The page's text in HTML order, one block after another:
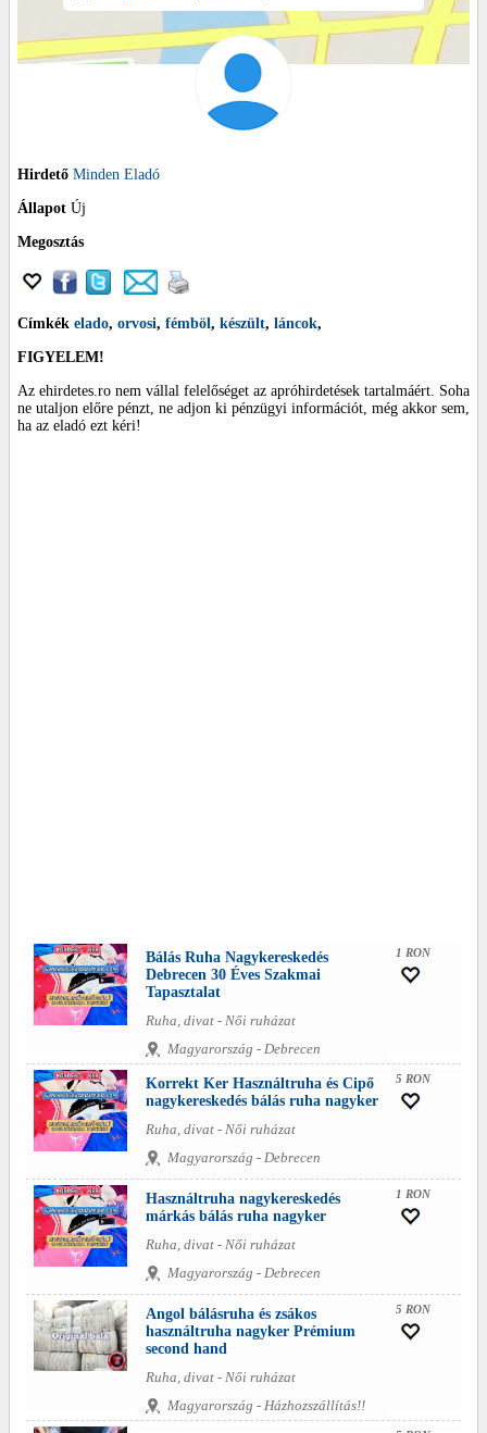
Hirdető Minden Eladó
Állapot Új
Megosztás
Címkék elado, orvosi, fémböl, készült, láncok,
FIGYELEM!
Az ehirdetes.ro nem vállal felelőséget az apróhirdetések tartalmáért. Soha
ne utaljon előre pénzt, ne adjon ki pénzügyi információt, még akkor sem,
ha az eladó ezt kéri!
Bálás Ruha Nagykereskedés
Debrecen 30 Éves Szakmai
Tapasztalat
Ruha, divat - Női ruházat
Magyarország - Debrecen
1 RON
Korrekt Ker Használtruha és Cipő
nagykereskedés bálás ruha nagyker
Ruha, divat - Női ruházat
Magyarország - Debrecen
5 RON
Használtruha nagykereskedés
márkás bálás ruha nagyker
Ruha, divat - Női ruházat
Magyarország - Debrecen
1 RON
Angol bálásruha és zsákos
használtruha nagyker Prémium
second hand
Ruha, divat - Női ruházat
Magyarország - Házhozszállítás!!
5 RON